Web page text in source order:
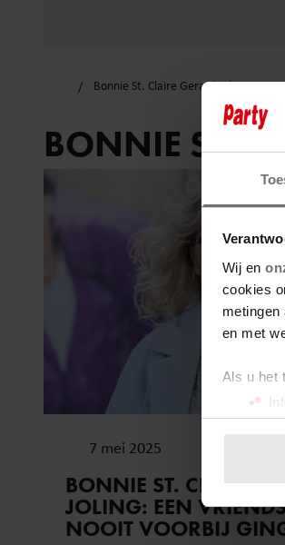
Wij en
cookies
en met
Als u het
We
Bonnie St. Claire Gerard Joling
BONNIE ST.
7 mei 2025
BONNIE ST. CLAIRE &
JOLING: EEN
NOOIT VOORBIJ